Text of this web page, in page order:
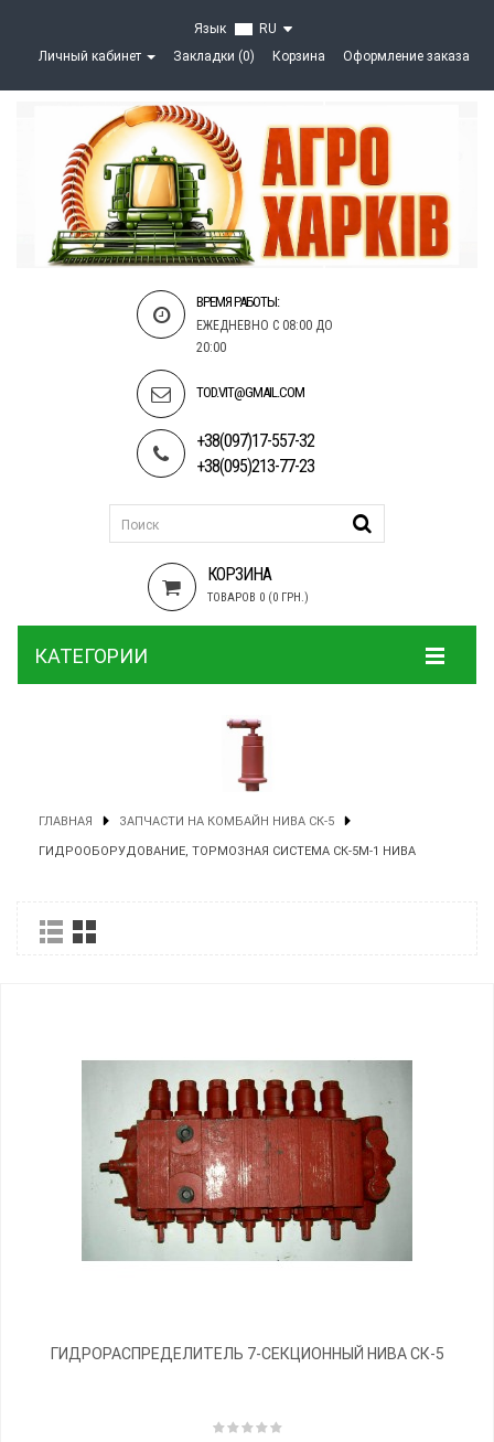
Язык
RU
Личный кабинет
Закладки (0) Корзина Оформление заказа
ВРЕМЯ РАБОТЫ:
ЕЖЕДНЕВНО С 08:00 ДО
20:00
TOD.VIT@GMAIL.COM
+38(097)17-557-32
+38(095)213-77-23
КОРЗИНА
ТОВАРОВ 0 (0 ГРН.)
КАТЕГОРИИ
ГЛАВНАЯ ЗАПЧАСТИ НА КОМБАЙН НИВА СК-5
ГИДРООБОРУДОВАНИЕ, ТОРМОЗНАЯ СИСТЕМА СК-5М-1 НИВА
ГИДРОРАСПРЕДЕЛИТЕЛЬ 7-СЕКЦИОННЫЙ НИВА СК-5